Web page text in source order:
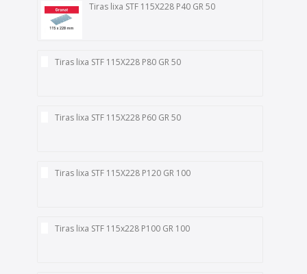
Tiras lixa STF 115X228 P40 GR 50
Tiras lixa STF 115X228 P80 GR 50
Tiras lixa STF 115X228 P60 GR 50
Tiras lixa STF 115X228 P120 GR 100
Tiras lixa STF 115x228 P100 GR 100